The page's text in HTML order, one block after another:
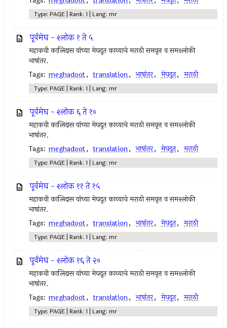
Type: PAGE | Rank: 1 | Lang: mr
पूर्वमेघ - श्लोक १ ते ५
महाकवी कालिदास यांच्या मेघदूत काव्याचे मराठी समवृत्त व समश्लोकी
भाषांतर.
Tags: meghadoot, translation, भाषांतर, मेघदूत, मराठी
Type: PAGE | Rank: 1 | Lang: mr
पूर्वमेघ - श्लोक ६ ते १०
महाकवी कालिदास यांच्या मेघदूत काव्याचे मराठी समवृत्त व समश्लोकी
भाषांतर.
Tags: meghadoot, translation, भाषांतर, मेघदूत, मराठी
Type: PAGE | Rank: 1 | Lang: mr
पूर्वमेघ - श्लोक ११ ते १५
महाकवी कालिदास यांच्या मेघदूत काव्याचे मराठी समवृत्त व समश्लोकी
भाषांतर.
Tags: meghadoot, translation, भाषांतर, मेघदूत, मराठी
Type: PAGE | Rank: 1 | Lang: mr
पूर्वमेघ - श्लोक १६ ते २०
महाकवी कालिदास यांच्या मेघदूत काव्याचे मराठी समवृत्त व समश्लोकी
भाषांतर.
Tags: meghadoot, translation, भाषांतर, मेघदूत, मराठी
Type: PAGE | Rank: 1 | Lang: mr